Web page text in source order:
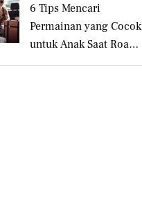
6 Tips Mencari
Permainan yang Cocok
untuk Anak Saat Road
Trip Keluarga